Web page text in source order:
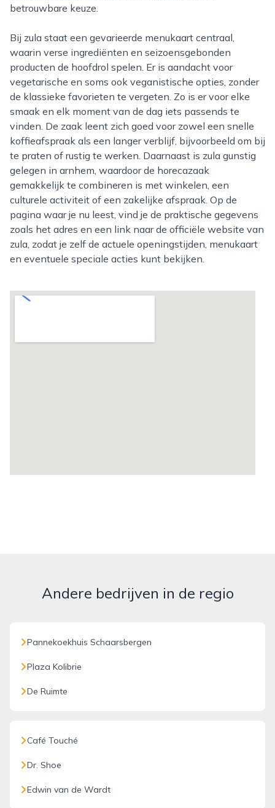
betrouwbare keuze.
Bij zula staat een gevarieerde menukaart centraal,
waarin verse ingrediënten en seizoensgebonden
producten de hoofdrol spelen. Er is aandacht voor
vegetarische en soms ook veganistische opties, zonder
de klassieke favorieten te vergeten. Zo is er voor elke
smaak en elk moment van de dag iets passends te
vinden. De zaak leent zich goed voor zowel een snelle
koffieafspraak als een langer verblijf, bijvoorbeeld om bij
te praten of rustig te werken. Daarnaast is zula gunstig
gelegen in arnhem, waardoor de horecazaak
gemakkelijk te combineren is met winkelen, een
culturele activiteit of een zakelijke afspraak. Op de
pagina waar je nu leest, vind je de praktische gegevens
zoals het adres en een link naar de officiële website van
zula, zodat je zelf de actuele openingstijden, menukaart
en eventuele speciale acties kunt bekijken.
Andere bedrijven in de regio
Pannekoekhuis Schaarsbergen
Plaza Kolibrie
De Ruimte
Café Touché
Dr. Shoe
Edwin van de Wardt